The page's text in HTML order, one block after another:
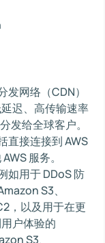
网络（CDN）
迟、高传输速率
发给全球客户。
直接连接到 AWS
服务。
如用于 DDoS 防
S3、
，以及用于在更
户体验的
S3、